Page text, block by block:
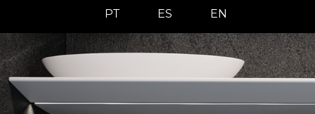
Pular para o conteúdo
PT ES EN